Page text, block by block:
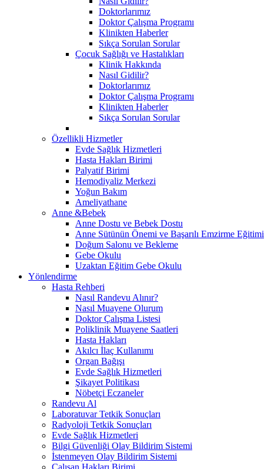
Doktorlarımız
Doktor Çalışma Programı
Klinikten Haberler
Sıkça Sorulan Sorular
Çocuk Sağlığı ve Hastalıkları
Klinik Hakkında
Nasıl Gidilir?
Doktorlarımız
Doktor Çalışma Programı
Klinikten Haberler
Sıkça Sorulan Sorular
Özellikli Hizmetler
Evde Sağlık Hizmetleri
Hasta Hakları Birimi
Palyatif Birimi
Hemodiyaliz Merkezi
Yoğun Bakım
Ameliyathane
Anne &Bebek
Anne Dostu ve Bebek Dostu
Anne Sütünün Önemi ve Başarılı Emzirme Eğitimi
Doğum Salonu ve Bekleme
Gebe Okulu
Uzaktan Eğitim Gebe Okulu
Yönlendirme
Hasta Rehberi
Nasıl Randevu Alınır?
Nasıl Muayene Olurum
Doktor Çalışma Listesi
Poliklinik Muayene Saatleri
Hasta Hakları
Akılcı İlaç Kullanımı
Organ Bağışı
Evde Sağlık Hizmetleri
Şikayet Politikası
Nöbetçi Eczaneler
Randevu Al
Laboratuvar Tetkik Sonuçları
Radyoloji Tetkik Sonuçları
Evde Sağlık Hizmetleri
Bilgi Güvenliği Olay Bildirim Sistemi
İstenmeyen Olay Bildirim Sistemi
Çalışan Hakları Birimi